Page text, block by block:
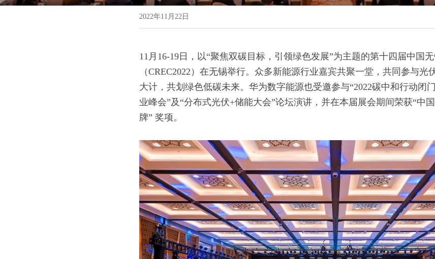
2022年11月22日
11月16-19日，以“聚焦双碳目标，引领绿色发展”为主题的第十四届中国
（CREC2022）在无锡举行。众多新能源行业嘉宾共聚一堂，共同参与光
大计，共划绿色低碳未来。华为数字能源也受邀参与“2022碳中和行动闭
业峰会”及“分布式光伏+储能大会”论坛演讲，并在本届展会期间荣获“中
牌” 奖项。